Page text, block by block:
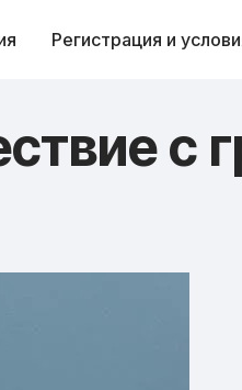
Регистрация и
с